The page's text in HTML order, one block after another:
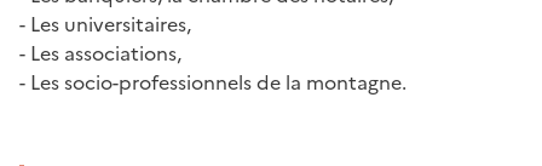
- Les universitaires,
- Les associations,
- Les socio-professionnels de la montagne.